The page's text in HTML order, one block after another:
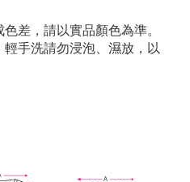
差，請以實品顏色為準。
輕手洗請勿浸泡、濕放，以